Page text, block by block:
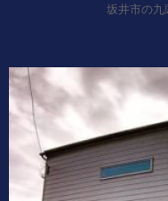
坂井市の九